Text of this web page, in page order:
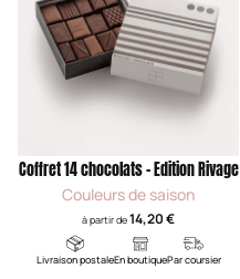
Coffret 14 chocolats - Edition Rivage
Couleurs de saison
à partir de14,20 €
Livraison postaleEn boutiquePar coursier